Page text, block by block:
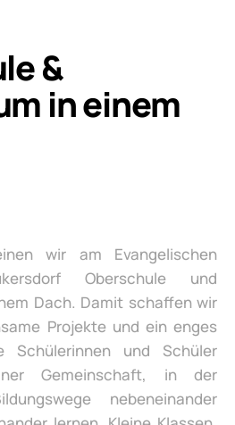
&
in einem
wir am Evangelischen
Oberschule und
Dach. Damit schaffen wir
Projekte und ein enges
Schülerinnen und Schüler
Gemeinschaft, in der
nebeneinander